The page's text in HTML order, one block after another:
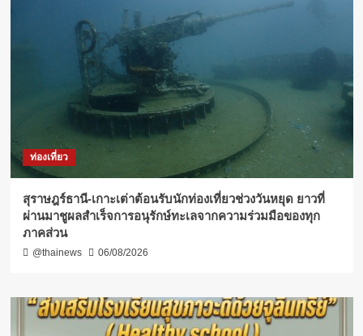
ท่องเที่ยว
สุราษฎร์ธานี-เกาะเต่าต้อนรับนักท่องเที่ยวช่วงวันหยุด ยาวที่
ผ่านมาชูผลสำเร็จการอนุรักษ์ทะเลจากความร่วมมือของทุก
ภาคส่วน
@thainews 06/08/2026